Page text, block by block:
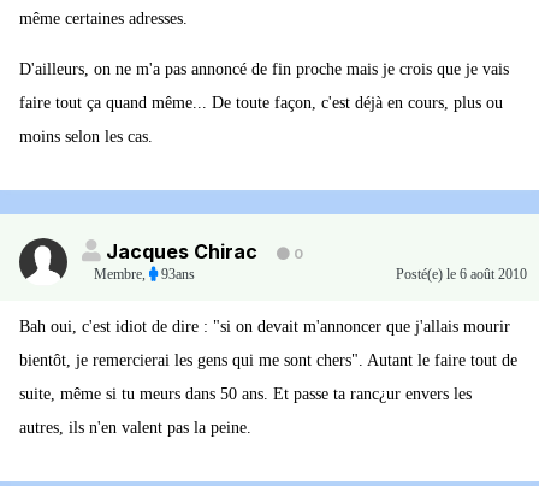
même certaines adresses.
D'ailleurs, on ne m'a pas annoncé de fin proche mais je crois que je vais
faire tout ça quand même... De toute façon, c'est déjà en cours, plus ou
moins selon les cas.
Jacques Chirac
0
Membre, 93ans Posté(e) le 6 août 2010
Bah oui, c'est idiot de dire : "si on devait m'annoncer que j'allais mourir
bientôt, je remercierai les gens qui me sont chers". Autant le faire tout de
suite, même si tu meurs dans 50 ans. Et passe ta ranc¿ur envers les
autres, ils n'en valent pas la peine.